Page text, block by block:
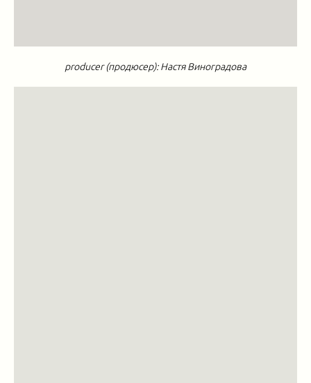
producer (продюсер): Настя Виноградова